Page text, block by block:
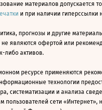
материалов допускается
и при наличии гиперссылки
прогнозы и другие
не являются офертой или
либо активов.
ресурсе применяются
технологии
систематизации и анализа
пользователей сети «Интернет»,